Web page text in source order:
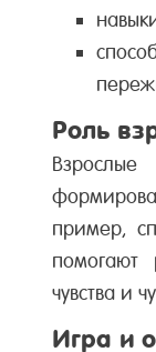
Роль
пример,
помогают
чувства и
Игра и